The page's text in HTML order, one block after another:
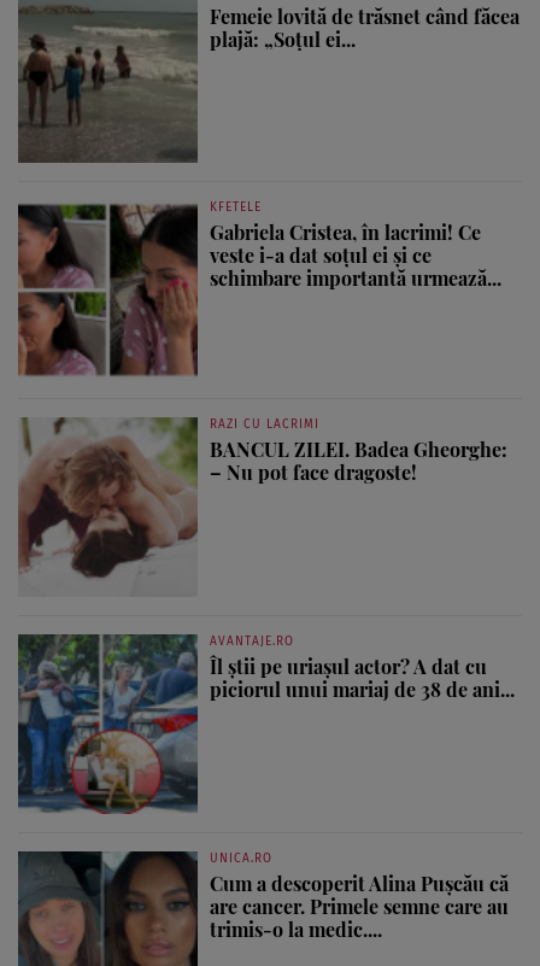
Femeie lovită de trăsnet când făcea
plajă: „Soțul ei...
KFETELE
Gabriela Cristea, în lacrimi! Ce
veste i-a dat soțul ei și ce
schimbare importantă urmează...
RAZI CU LACRIMI
BANCUL ZILEI. Badea Gheorghe:
– Nu pot face dragoste!
AVANTAJE.RO
Îl știi pe uriașul actor? A dat cu
piciorul unui mariaj de 38 de ani...
UNICA.RO
Cum a descoperit Alina Pușcău că
are cancer. Primele semne care au
trimis-o la medic....